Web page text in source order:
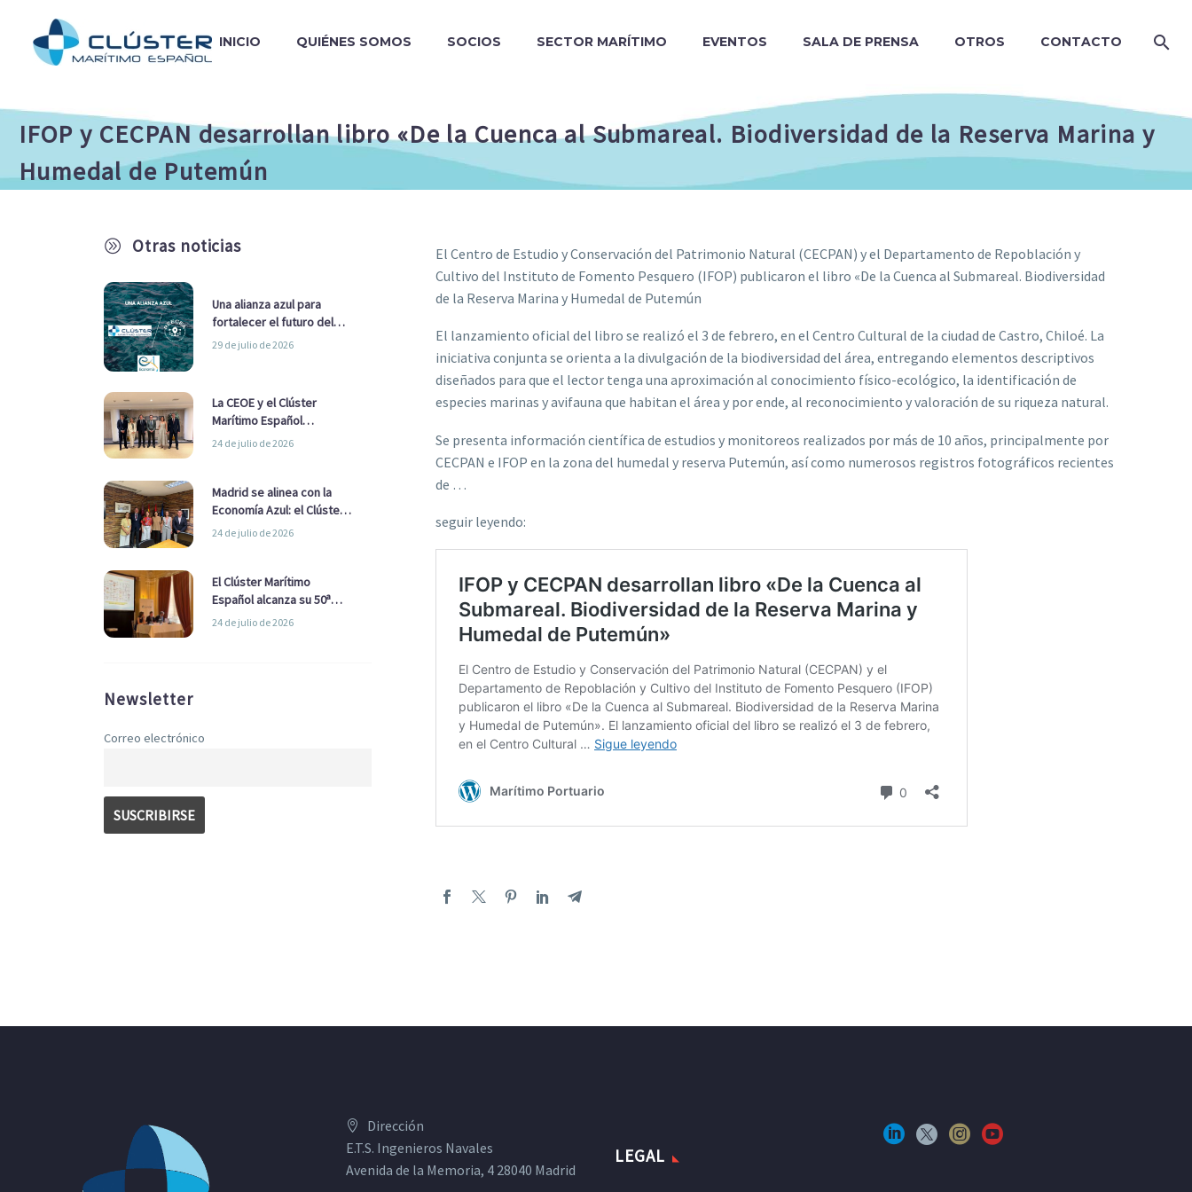
INICIO QUIÉNES SOMOS SOCIOS SECTOR MARÍTIMO EVENTOS SALA DE PRENSA OTROS CONTACTO
IFOP y CECPAN desarrollan libro «De la Cuenca al Submareal. Biodiversidad de la Reserva Marina y
Humedal de Putemún
A Otras noticias
Una alianza azul para
fortalecer el futuro del
sector marítimo
29 de julio de 2026
La CEOE y el Clúster
Marítimo Español
refuerzan su alianza para
24 de julio de 2026
Madrid se alinea con la
Economía Azul: el Clúster
Marítimo Español y la Real
Ayuntamiento
24 de julio de 2026
El Clúster Marítimo
Español alcanza su 50ª
Asamblea reafirmando su
24 de julio de 2026
Newsletter
Correo electrónico
El Centro de Estudio y Conservación del Patrimonio Natural (CECPAN) y el Departamento de Repoblación y
Cultivo del Instituto de Fomento Pesquero (IFOP) publicaron el libro «De la Cuenca al Submareal. Biodiversidad
de la Reserva Marina y Humedal de Putemún
El lanzamiento oficial del libro se realizó el 3 de febrero, en el Centro Cultural de la ciudad de Castro, Chiloé. La
iniciativa conjunta se orienta a la divulgación de la biodiversidad del área, entregando elementos descriptivos
diseñados para que el lector tenga una aproximación al conocimiento físico-ecológico, la identificación de
especies marinas y avifauna que habitan el área y por ende, al reconocimiento y valoración de su riqueza natural.
Se presenta información científica de estudios y monitoreos realizados por más de 10 años, principalmente por
CECPAN e IFOP en la zona del humedal y reserva Putemún, así como numerosos registros fotográficos recientes
de …
seguir leyendo:
Dirección
E.T.S. Ingenieros Navales
Avenida de la Memoria, 4 28040 Madrid
LEGAL